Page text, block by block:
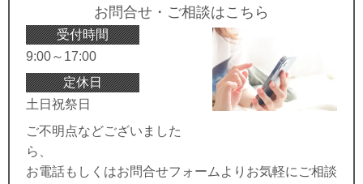
お問合せ・ご相談はこちら
受付時間
9:00～17:00
定休日
土日祝祭日
ご不明点などございました
ら、
お電話もしくはお問合せフォームよりお気軽にご相談